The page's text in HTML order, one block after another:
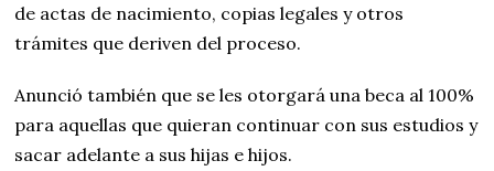
de actas de nacimiento, copias legales y otros
trámites que deriven del proceso.
Anunció también que se les otorgará una beca al 100%
para aquellas que quieran continuar con sus estudios y
sacar adelante a sus hijas e hijos.